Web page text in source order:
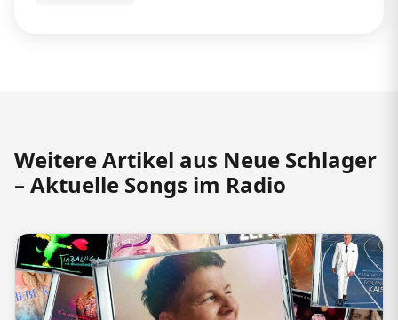
Weitere Artikel aus Neue Schlager
– Aktuelle Songs im Radio